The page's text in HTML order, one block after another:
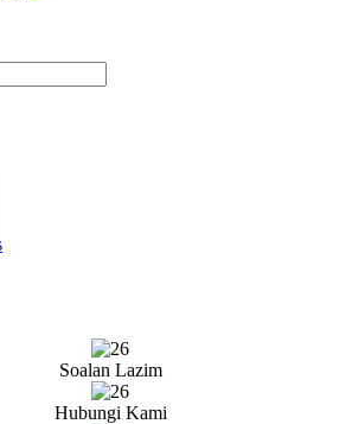
Soalan Lazim
Hubungi Kami